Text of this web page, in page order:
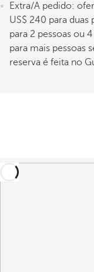
Extra/A pedido:
US$ 240 para duas
para 2 pessoas ou
para mais pessoas
reserva é feita no